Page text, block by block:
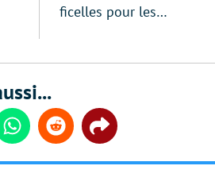
ficelles pour les…
WhatsappReddit Share